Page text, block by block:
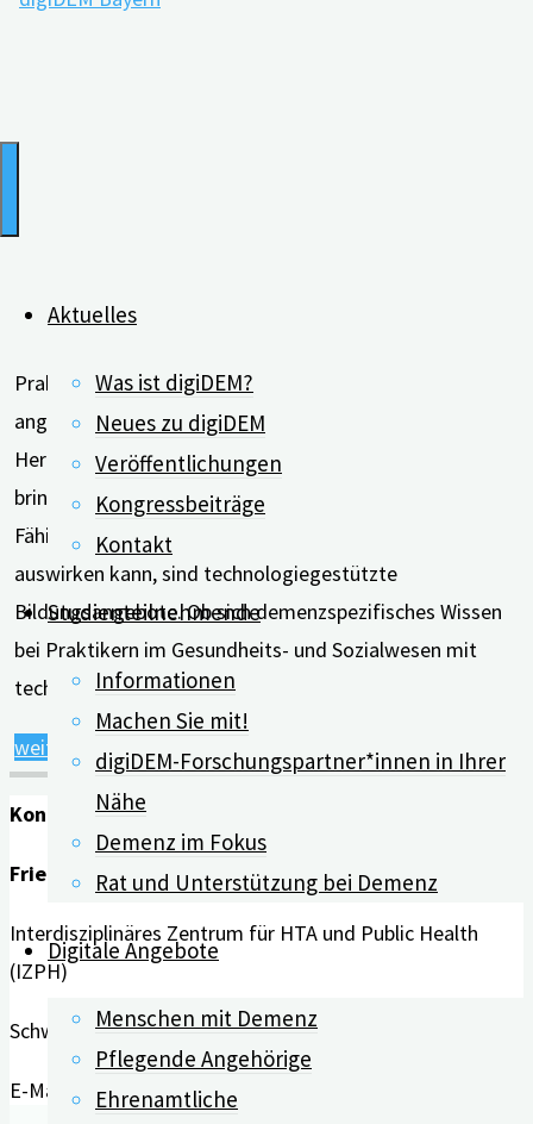
Aktuelles
Was ist digiDEM?
Neues zu digiDEM
Veröffentlichungen
Kongressbeiträge
Kontakt
Studienteilnehmende
Informationen
Machen Sie mit!
digiDEM-Forschungspartner*innen in Ihrer
Nähe
Demenz im Fokus
Rat und Unterstützung bei Demenz
Digitale Angebote
Menschen mit Demenz
Pflegende Angehörige
Ehrenamtliche
Praktiker im Gesundheits- und Sozialwesen müssen
angemessen ausgebildet sein und sich der
Herausforderungen bewusst sein, die Demenz mit sich
bringt. Was sich positiv auf das Demenzwissen, die
Fähigkeiten und die Einstellungen von Pflegefachkräften
auswirken kann, sind technologiegestützte
Bildungsangebote. Ob sich demenzspezifisches Wissen
bei Praktikern im Gesundheits- und Sozialwesen mit
technologiebasierten …
weiterlesen "Technologieeinsatz
Lernerfolg"
Kontakt
Friedrich-Alexander-Universität Erlangen-Nürnberg
Interdisziplinäres Zentrum für HTA und Public Health
(IZPH)
Schwabachanlage 6 | 91054 Erlangen
E-Mail:info@digidem-bayern.de